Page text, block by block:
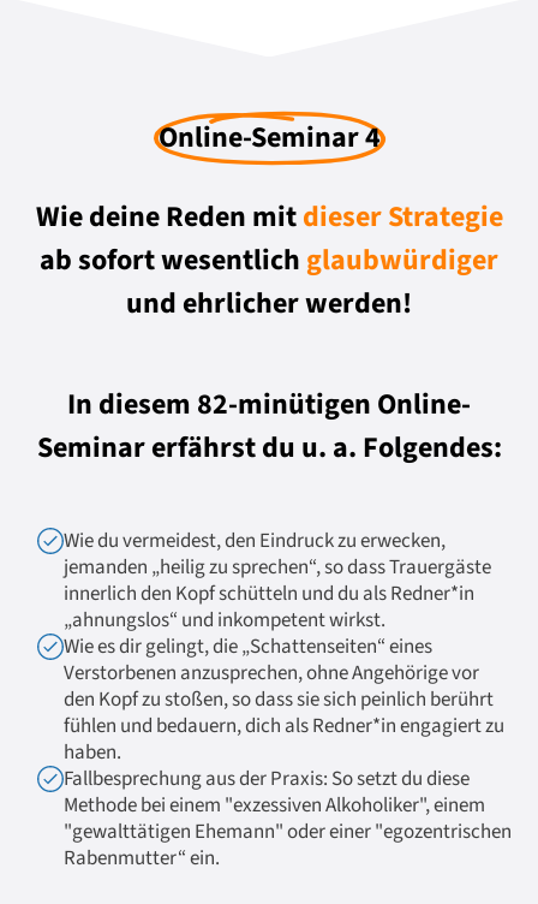
Online-Seminar 4
Wie deine Reden mitdieser Strategie
ab sofort wesentlich glaubwürdiger
und ehrlicher werden!
In diesem 82-minütigen Online-
Seminar erfährst du u. a. Folgendes:
Wie du vermeidest, den Eindruck zu erwecken,
jemanden „heilig zu sprechen“, so dass Trauergäste
innerlich den Kopf schütteln und du als Redner*in
„ahnungslos“ und inkompetent wirkst.
Wie es dir gelingt, die „Schattenseiten“ eines
Verstorbenen anzusprechen, ohne Angehörige vor
den Kopf zu stoßen, so dass sie sich peinlich berührt
fühlen und bedauern, dich als Redner*in engagiert zu
haben.
Fallbesprechung aus der Praxis: So setzt du diese
Methode bei einem "exzessiven Alkoholiker", einem
"gewalttätigen Ehemann" oder einer "egozentrischen
Rabenmutter“ ein.